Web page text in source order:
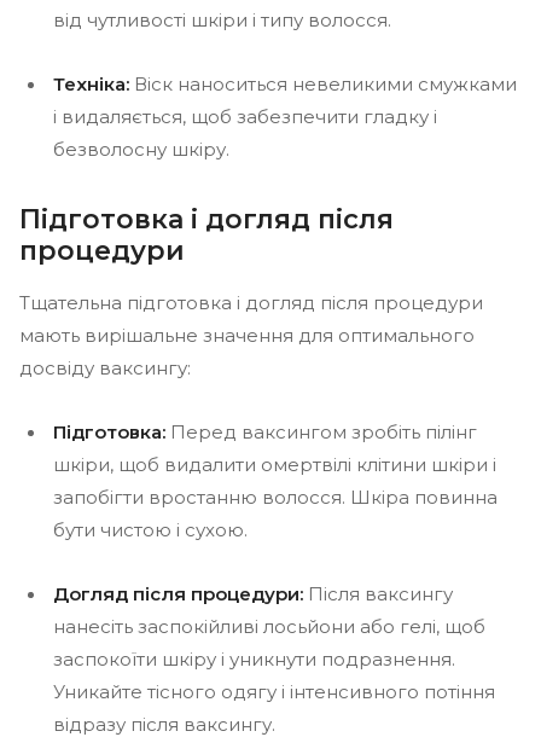
від чутливості шкіри і типу волосся.
Техніка: Віск наноситься невеликими смужками
і видаляється, щоб забезпечити гладку і
безволосну шкіру.
Підготовка і догляд після
процедури
Тщательна підготовка і догляд після процедури
мають вирішальне значення для оптимального
досвіду ваксингу:
Підготовка: Перед ваксингом зробіть пілінг
шкіри, щоб видалити омертвілі клітини шкіри і
запобігти вростанню волосся. Шкіра повинна
бути чистою і сухою.
Догляд після процедури: Після ваксингу
нанесіть заспокійливі лосьйони або гелі, щоб
заспокоїти шкіру і уникнути подразнення.
Уникайте тісного одягу і інтенсивного потіння
відразу після ваксингу.